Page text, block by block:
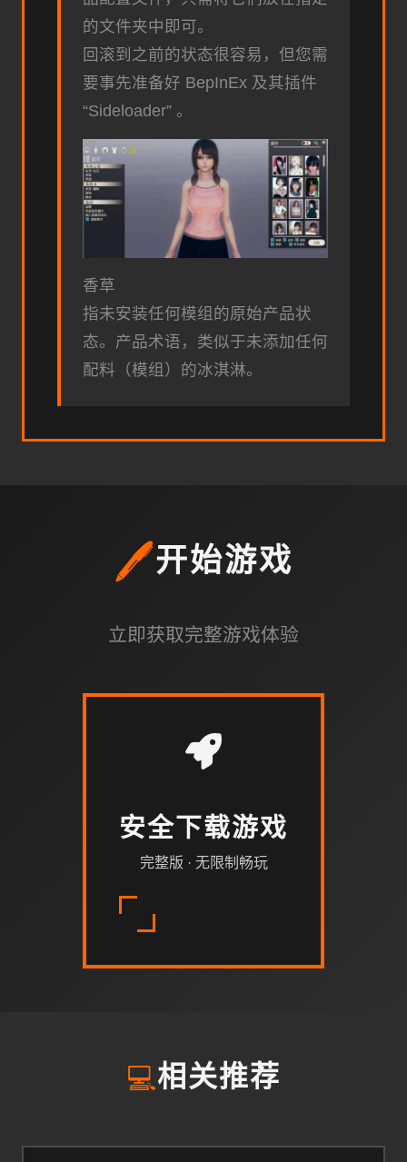
的文件夹中即可。
回滚到之前的状态很容易，但您需
要事先准备好 BepInEx 及其插件
“Sideloader” 。
香草
指未安装任何模组的原始产品状
态。产品术语，类似于未添加任何
配料（模组）的冰淇淋。
🖊️开始游戏
立即获取完整游戏体验
安全下载游戏
完整版 · 无限制畅玩
💻相关推荐